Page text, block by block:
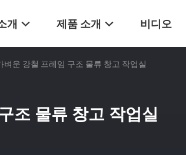
개 제품 소개 비디오
벼운 강철 프레임 구조 물류 창고 작업실
조 물류 창고 작업실